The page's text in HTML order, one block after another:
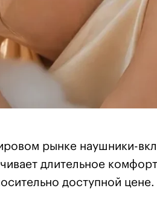
рынке наушники-
длительное
доступной цене.